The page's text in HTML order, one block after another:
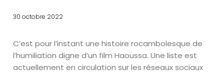
30 octobre 2022
C’est pour l’instant une histoire rocambolesque de
l’humiliation digne d’un film Haoussa. Une liste est
actuellement en circulation sur les réseaux sociaux